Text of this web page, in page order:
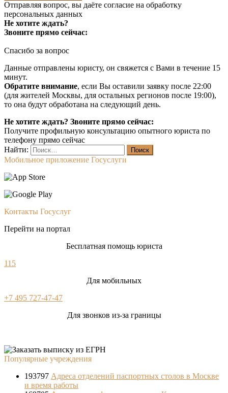
Отправляя вопрос, вы даёте согласие на обработку
персональных данных
Не хотите ждать?
Звоните прямо сейчас:
Спасибо за вопрос
Данные отправлены юристу, он свяжется с Вами в течение 15
минут.
Обратите внимание, если Вы оставили заявку после 22:00
(для жителей Москвы, для остальных регионов после 19:00),
то она будут обработана на следующий день.
Не хотите ждать? Звоните прямо сейчас:
Получите профильную консультацию опытного юриста по
телефону прямо сейчас
Найти:
Мобильное приложение Госуслуги
Контакты Госуслуг
Перейти на портал
Бесплатная помощь юриста
115
Для мобильных
+7 495 727-47-47
Для звонков из-за границы
Популярные учреждения
193797 Адреса отделений паспортных столов в Москве
и время работы